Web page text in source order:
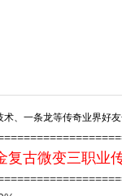
、一条龙等传奇业界好
复古微变三职业